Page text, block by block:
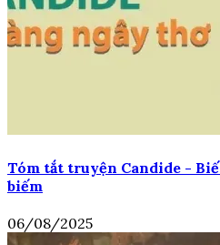
Tóm tắt truyện Candide -
biếm
06/08/2025